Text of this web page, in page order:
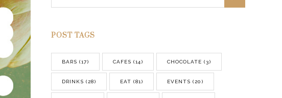
POST TAGS
BARS (17) CAFES (14) CHOCOLATE (3)
DRINKS (28) EAT (81) EVENTS (20)